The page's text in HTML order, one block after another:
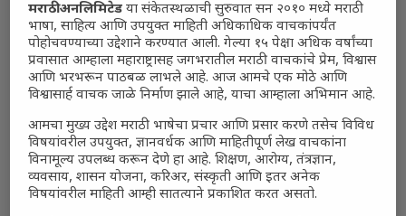
मराठी अनलिमिटेड या संकेतस्थळाची सुरुवात सन २०१० मध्ये मराठी
भाषा, साहित्य आणि उपयुक्त माहिती अधिकाधिक वाचकांपर्यंत
पोहोचवण्याच्या उद्देशाने करण्यात आली. गेल्या १५ पेक्षा अधिक वर्षांच्या
प्रवासात आम्हाला महाराष्ट्रासह जगभरातील मराठी वाचकांचे प्रेम, विश्वास
आणि भरभरून पाठबळ लाभले आहे. आज आमचे एक मोठे आणि
विश्वासार्ह वाचक जाळे निर्माण झाले आहे, याचा आम्हाला अभिमान आहे.
आमचा मुख्य उद्देश मराठी भाषेचा प्रचार आणि प्रसार करणे तसेच विविध
विषयांवरील उपयुक्त, ज्ञानवर्धक आणि माहितीपूर्ण लेख वाचकांना
विनामूल्य उपलब्ध करून देणे हा आहे. शिक्षण, आरोग्य, तंत्रज्ञान,
व्यवसाय, शासन योजना, करिअर, संस्कृती आणि इतर अनेक
विषयांवरील माहिती आम्ही सातत्याने प्रकाशित करत असतो.